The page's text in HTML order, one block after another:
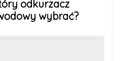
odkurzacz
wybrać?